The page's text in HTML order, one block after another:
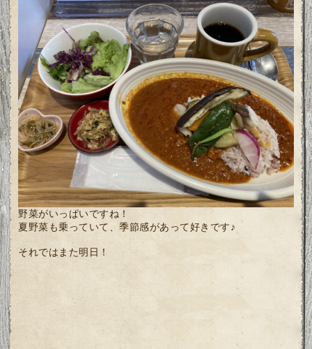
野菜がいっぱいですね！
夏野菜も乗っていて、季節感があって好きです♪
それではまた明日！